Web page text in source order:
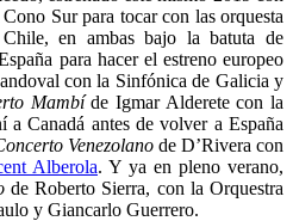
Sur para tocar con las orquesta
en ambas bajo la batuta de
para hacer el estreno europeo
con la Sinfónica de Galicia y
Mambíde Igmar Alderete con la
a Canadá antes de volver a España
Venezolanode D’Rivera con
Alberola. Y ya en pleno verano,
de Roberto Sierra, con la Orquestra
y Giancarlo Guerrero.